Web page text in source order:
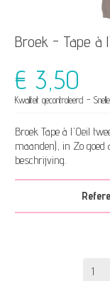
Broek - Tape à
€ 3,50
Kwaliteit gecontroleerd -
Broek Tape à l'Oeil
maanden), in Zo goed
beschrijving.